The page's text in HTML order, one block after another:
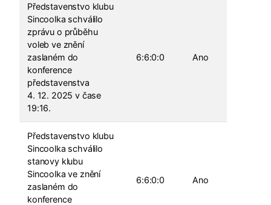
Představenstvo klubu
Sincoolka schválilo
zprávu o průběhu
voleb ve znění
zaslaném do
konference
představenstva
4. 12. 2025 v čase
19:16.
6:6:0:0 Ano
Představenstvo klubu
Sincoolka schválilo
stanovy klubu
Sincoolka ve znění
zaslaném do
konference
6:6:0:0 Ano